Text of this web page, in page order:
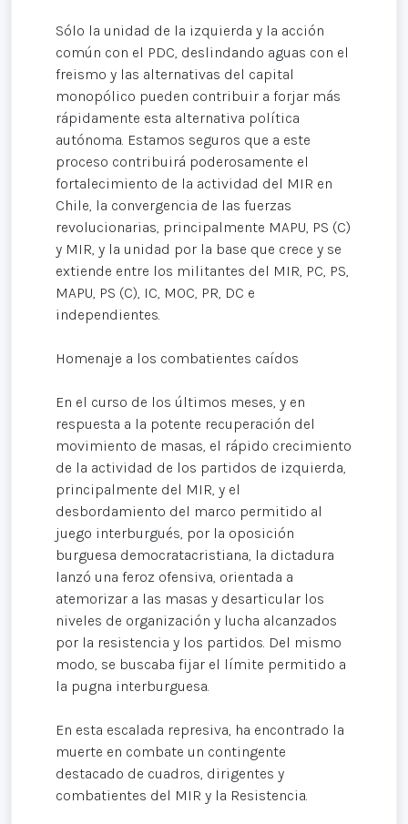
Sólo la unidad de la izquierda y la acción
común con el PDC, deslindando aguas con el
freismo y las alternativas del capital
monopólico pueden contribuir a forjar más
rápidamente esta alternativa política
autónoma. Estamos seguros que a este
proceso contribuirá poderosamente el
fortalecimiento de la actividad del MIR en
Chile, la convergencia de las fuerzas
revolucionarias, principalmente MAPU, PS (C)
y MIR, y la unidad por la base que crece y se
extiende entre los militantes del MIR, PC, PS,
MAPU, PS (C), IC, MOC, PR, DC e
independientes.
Homenaje a los combatientes caídos
En el curso de los últimos meses, y en
respuesta a la potente recuperación del
movimiento de masas, el rápido crecimiento
de la actividad de los partidos de izquierda,
principalmente del MIR, y el
desbordamiento del marco permitido al
juego interburgués, por la oposición
burguesa democratacristiana, la dictadura
lanzó una feroz ofensiva, orientada a
atemorizar a las masas y desarticular los
niveles de organización y lucha alcanzados
por la resistencia y los partidos. Del mismo
modo, se buscaba fijar el límite permitido a
la pugna interburguesa.
En esta escalada represiva, ha encontrado la
muerte en combate un contingente
destacado de cuadros, dirigentes y
combatientes del MIR y la Resistencia.